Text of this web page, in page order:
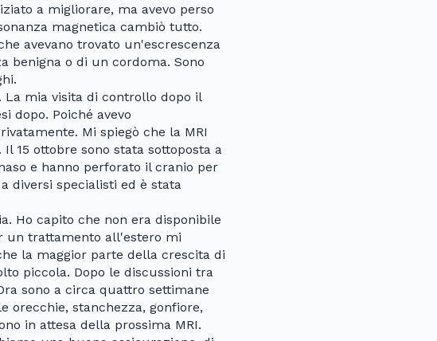
a migliorare, ma avevo perso
magnetica cambiò tutto.
avevano trovato un'escrescenza
benigna o di un cordoma. Sono
mia visita di controllo dopo il
dopo. Poiché avevo
Mi spiegò che la MRI
15 ottobre sono stata sottoposta a
e hanno perforato il cranio per
diversi specialisti ed è stata
Ho capito che non era disponibile
un trattamento all'estero mi
la maggior parte della crescita di
piccola. Dopo le discussioni tra
sono a circa quattro settimane
orecchie, stanchezza, gonfiore,
in attesa della prossima MRI.